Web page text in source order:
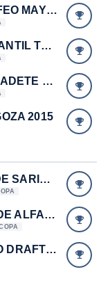
20º DUATLÓN CROS TROFEO MAYENCOS
[JJ.EE.] 10º DUATLÓN INFANTIL TROFEO MAYENCOS
3º DUATLÓN POPULAR, CADETE Y PARALÍMPICO TROFEO MAYENCOS
2015
I DUATLÓN CROS VILLA DE SARIÑENA
II DUATLÓN CROS VILLA DE ALFAJARÍN
III TRIATLÓN OLÍMPICO NO DRAFTING TBG. CAMPEONATO DE ARAGÓN DE TRIATLÓN OLÍMPICO 2015.